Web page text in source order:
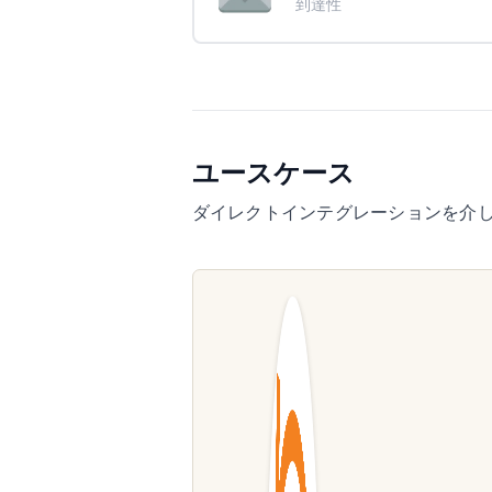
到達性
ユースケース
ダイレクトインテグレーションを